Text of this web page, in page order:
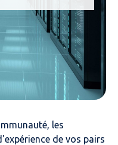
les
de vos pairs